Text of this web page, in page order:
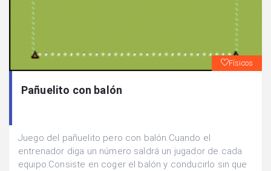
Físicos
Pañuelito con balón
Juego del pañuelito pero con balón.Cuando el
entrenador diga un número saldrá un jugador de cada
equipo.Consiste en coger el balón y conducirlo sin que